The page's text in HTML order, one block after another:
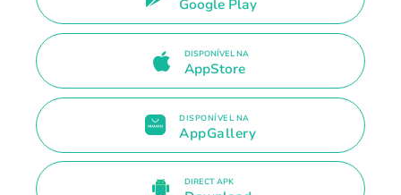
Google Play
DISPONÍVEL NA
AppStore
DISPONÍVEL NA
AppGallery
DIRECT APK